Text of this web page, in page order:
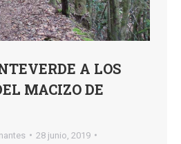
A LOS
MACIZO DE
28 junio, 2019